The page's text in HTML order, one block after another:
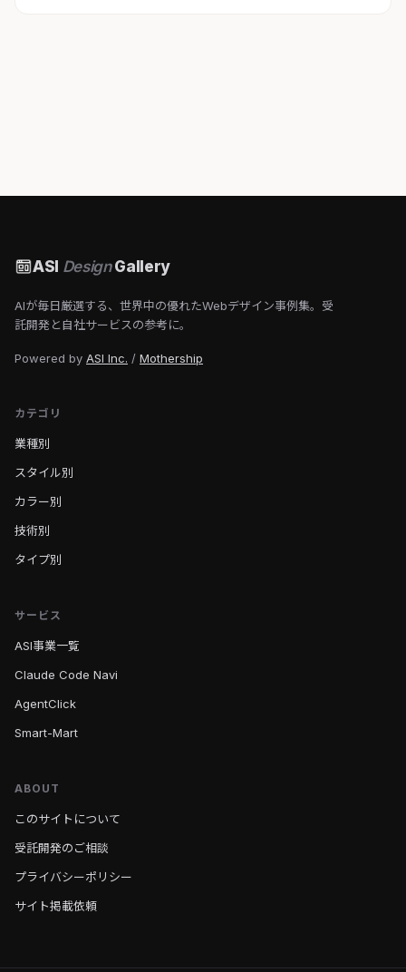
ASI DesignGallery
AIが毎日厳選する、世界中の優れたWebデザイン事例集。受
託開発と自社サービスの参考に。
Powered by ASI Inc. / Mothership
カテゴリ
業種別
スタイル別
カラー別
技術別
タイプ別
サービス
ASI事業一覧
Claude Code Navi
AgentClick
Smart-Mart
ABOUT
このサイトについて
受託開発のご相談
プライバシーポリシー
サイト掲載依頼